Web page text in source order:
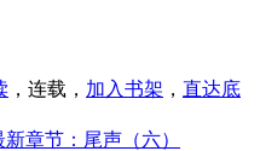
，连载， 加入书架 ， 直达底
新章节：尾声（六）